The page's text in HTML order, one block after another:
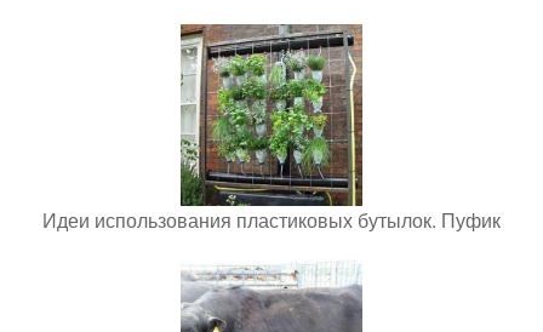
Идеи использования пластиковых бутылок. Пуфик